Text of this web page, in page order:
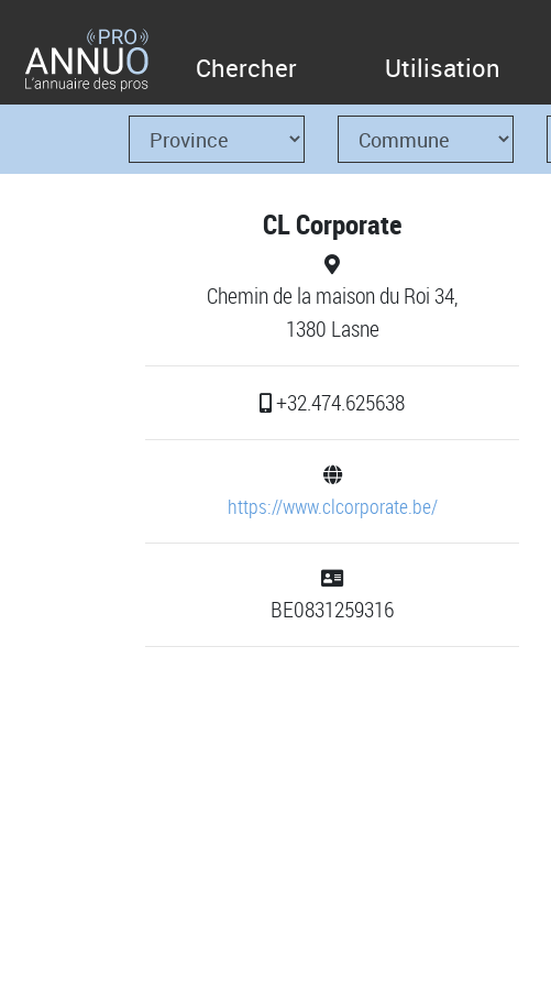
Chercher Utilisation
CL Corporate
Chemin de la maison du Roi 34,
1380 Lasne
+32.474.625638
https://www.clcorporate.be/
BE0831259316